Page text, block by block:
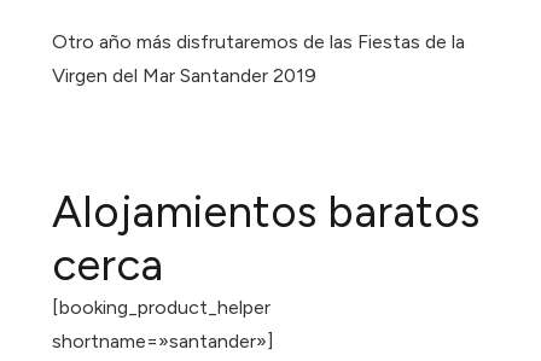
Otro año más disfrutaremos de las Fiestas de la
Virgen del Mar Santander 2019
Alojamientos baratos
cerca
[booking_product_helper
shortname=»santander»]